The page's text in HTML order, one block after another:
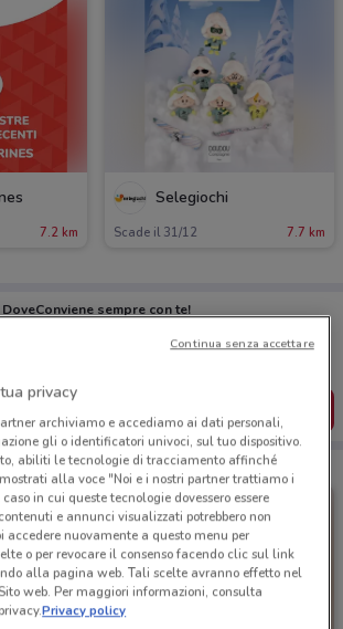
7.2 km
Selegiochi
Scade il 31/12 7.7 km
sempre con te!
e creare la tua lista del risparmio, comodamente
privacy
archiviamo e accediamo ai dati personali,
gli o identificatori univoci, sul tuo dispositivo.
abiliti le tecnologie di tracciamento affinché
alla voce "Noi e i nostri partner trattiamo i
in cui queste tecnologie dovessero essere
e annunci visualizzati potrebbero non
accedere nuovamente a questo menu per
o per revocare il consenso facendo clic sul link
alla pagina web. Tali scelte avranno effetto nel
web. Per maggiori informazioni, consulta
Privacy policy
Continua senza accettare